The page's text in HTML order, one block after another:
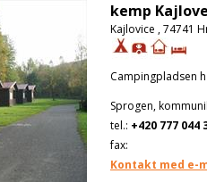
kemp
Kajlovice , 74741
Campingpladsen
Sprogen,
tel.: +420 777 044
fax:
Kontakt med e-